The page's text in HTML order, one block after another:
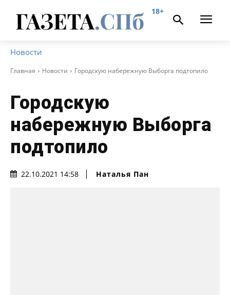
18+
Новости
Главная Новости Городскую набережную Выборга подтопило
Городскую
набережную Выборга
подтопило
22.10.2021 14:58 Наталья Пан